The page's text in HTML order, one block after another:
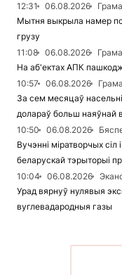
12:31
06.08.2026
Мытня выкрыла намер
грузу
11:08
06.08.2026
На аб'ектах АПК
10:57
06.08.2026
За сем месяцаў
долараў больш
10:50
06.08.2026
Вучэнні міратворчых
беларускай тэрыторыі
10:04
06.08.2026
Урад вярнуў нулявыя
вуглевадародныя газы